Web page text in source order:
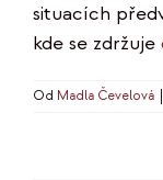
situacích
kde se zdržuje
Od Madla Čevelová